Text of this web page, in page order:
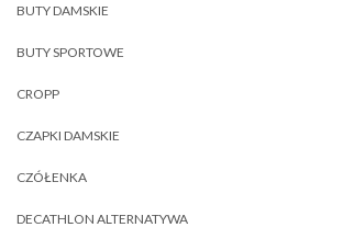
BUTY DAMSKIE
BUTY SPORTOWE
CROPP
CZAPKI DAMSKIE
CZÓŁENKA
DECATHLON ALTERNATYWA